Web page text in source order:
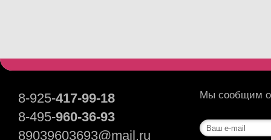
8-925-417-99-18
8-495-960-36-93
89039603693@mail.ru
Мы сообщим о